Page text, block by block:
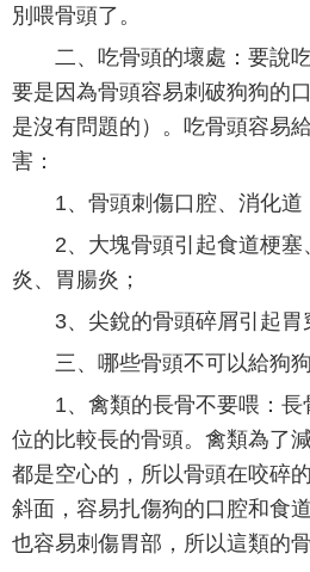
別喂骨頭了。
二、吃骨頭的壞處：要說
要是因為骨頭容易刺破狗狗的
是沒有問題的）。吃骨頭容易
害：
1、骨頭刺傷口腔、消化道
2、大塊骨頭引起食道梗
炎、胃腸炎；
3、尖銳的骨頭碎屑引起胃
三、哪些骨頭不可以給狗狗
1、禽類的長骨不要喂：
位的比較長的骨頭。禽類為了
都是空心的，所以骨頭在咬碎
斜面，容易扎傷狗的口腔和食
也容易刺傷胃部，所以這類的骨